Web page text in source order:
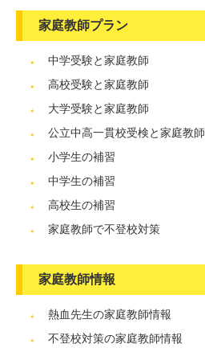
家庭教師プラン
中学受験と家庭教師
高校受験と家庭教師
大学受験と家庭教師
公立中高一貫校受検と家庭教師
小学生の補習
中学生の補習
高校生の補習
家庭教師で不登校対策
家庭教師情報
熱血先生の家庭教師情報
不登校対策の家庭教師情報